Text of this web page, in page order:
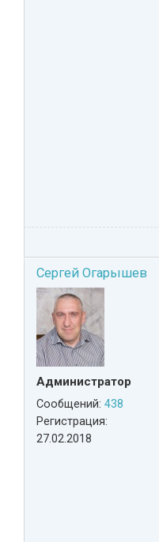
Сергей Огарышев
Администратор
Сообщений: 438
Регистрация:
27.02.2018